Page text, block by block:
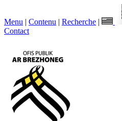
Menu | Contenu | Recherche |
Contact